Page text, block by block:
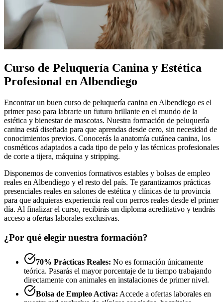
Curso de Peluquería Canina y Estética
Profesional en Albendiego
Encontrar un buen curso de peluquería canina en Albendiego es el
primer paso para labrarte un futuro brillante en el mundo de la
estética y bienestar de mascotas. Nuestra formación de peluquería
canina está diseñada para que aprendas desde cero, sin necesidad de
conocimientos previos. Conocerás la anatomía cutánea canina, los
cosméticos adaptados a cada tipo de pelo y las técnicas profesionales
de corte a tijera, máquina y stripping.
Disponemos de convenios formativos estables y bolsas de empleo
reales en Albendiego y el resto del país. Te garantizamos prácticas
presenciales reales en salones de estética y clínicas de tu provincia
para que adquieras experiencia real con perros reales desde el primer
día. Al finalizar el curso, recibirás un diploma acreditativo y tendrás
acceso a ofertas laborales exclusivas.
¿Por qué elegir nuestra formación?
70% Prácticas Reales: No es formación únicamente
teórica. Pasarás el mayor porcentaje de tu tiempo trabajando
directamente con animales en instalaciones de primer nivel.
Bolsa de Empleo Activa: Accede a ofertas laborales en